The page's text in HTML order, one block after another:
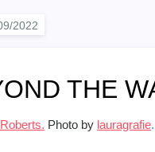
THE
Photo by lauragrafie.